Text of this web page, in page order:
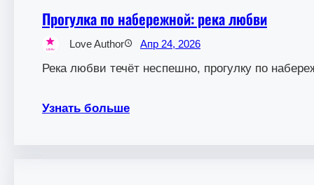
Прогулка по набережной: река любви
Love Author Апр 24, 2026
Река любви течёт неспешно, прогулку по
Узнать больше